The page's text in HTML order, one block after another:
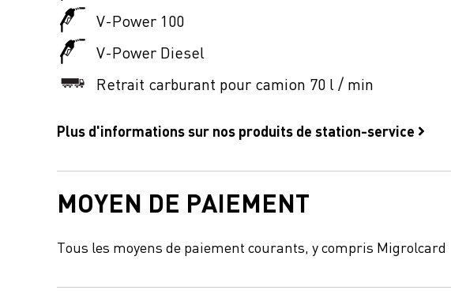
V-Power 100
V-Power Diesel
Retrait carburant pour camion 70 l / min
Plus d'informations sur nos produits de station-service
MOYEN DE PAIEMENT
Tous les moyens de paiement courants, y compris Migrolcard